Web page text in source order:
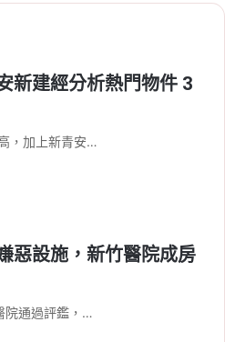
新建經分析熱門物件 3
，加上新青安…
惡設施，新竹醫院成房
院通過評鑑，…